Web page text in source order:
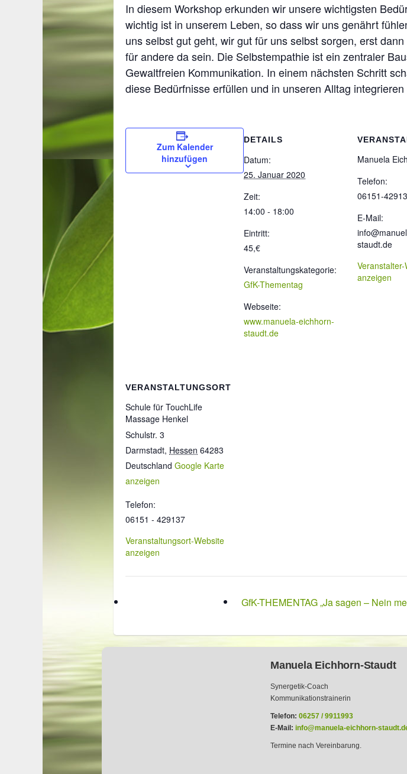
In diesem Workshop erkunden wir unsere wichtigsten
wichtig ist in unserem Leben, so dass wir uns genährt
uns selbst gut geht, wir gut für uns selbst sorgen, erst
für andere da sein. Die Selbstempathie ist ein zentraler
Gewaltfreien Kommunikation. In einem nächsten Schritt
diese Bedürfnisse erfüllen und in unseren Alltag
Zum Kalender
hinzufügen
DETAILS
Datum:
25. Januar 2020
Zeit:
14:00 - 18:00
Eintritt:
45,€
Veranstaltungskategorie:
GfK-Thementag
Webseite:
www.manuela-eichhorn-
staudt.de
Manuela
Telefon:
06151-
E-Mail:
staudt.de
anzeigen
VERANSTALTUNGSORT
Schule für TouchLife
Massage Henkel
Schulstr. 3
Darmstadt, Hessen 64283
Deutschland Google Karte
anzeigen
Telefon:
06151 - 429137
Veranstaltungsort-Website
anzeigen
GfK-THEMENTAG „Ja sagen – Nein
Manuela Eichhorn-Staudt
Synergetik-Coach
Kommunikationstrainerin
Telefon: 06257 / 9911993
E-Mail: info@manuela-eichhorn-
Termine nach Vereinbarung.